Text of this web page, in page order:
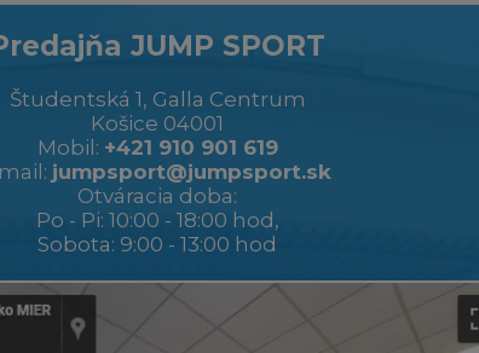
JUMP SPORT
Študentská 1, Galla Centrum
Košice 04001
Mobil: +421 910 901 619
jumpsport@jumpsport.sk
Otváracia doba:
Po - Pi: 10:00 - 18:00 hod,
Sobota: 9:00 - 13:00 hod